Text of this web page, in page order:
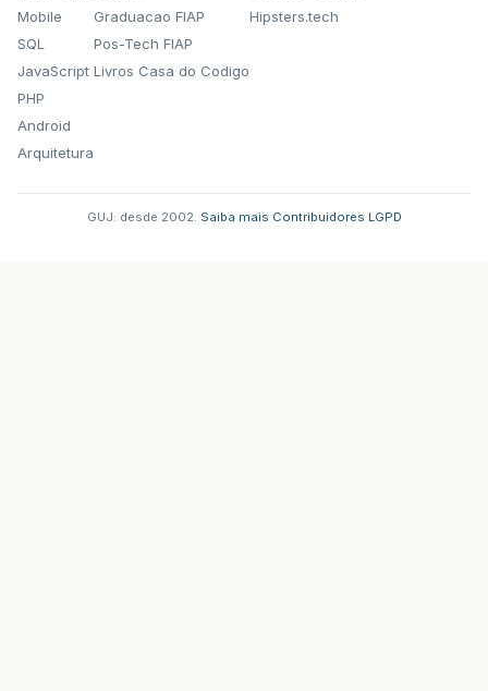
Mobile
SQL
JavaScript
PHP
Android
Arquitetura
Graduacao FIAP
Pos-Tech FIAP
Livros Casa do Codigo
Hipsters.tech
GUJ: desde 2002. Saiba mais Contribuidores LGPD